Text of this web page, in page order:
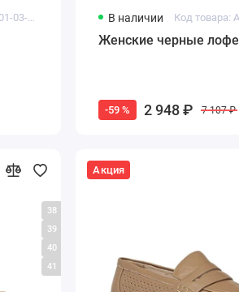
Код товара: LX004-01-03-KU В наличии
Женские черные
-59 % 2 948 ₽ 7 107 ₽
38
39
40
41
Акция